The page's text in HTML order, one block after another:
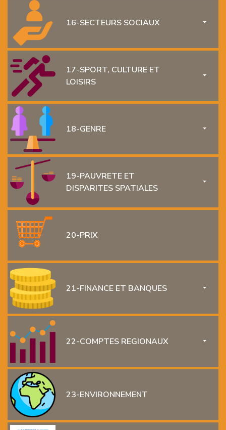
16-SECTEURS SOCIAUX
17-SPORT, CULTURE ET
LOISIRS
18-GENRE
19-PAUVRETE ET
DISPARITES SPATIALES
20-PRIX
21-FINANCE ET BANQUES
22-COMPTES REGIONAUX
23-ENVIRONNEMENT